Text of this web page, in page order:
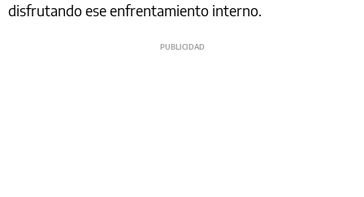
disfrutando ese enfrentamiento interno.